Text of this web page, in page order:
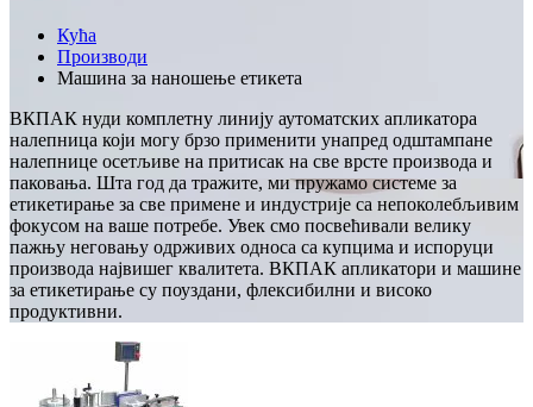
Кућа
Производи
Машина за наношење етикета
ВКПАК нуди комплетну линију аутоматских апликатора
налепница који могу брзо применити унапред одштампане
налепнице осетљиве на притисак на све врсте производа и
паковања. Шта год да тражите, ми пружамо системе за
етикетирање за све примене и индустрије са непоколебљивим
фокусом на ваше потребе. Увек смо посвећивали велику
пажњу неговању одрживих односа са купцима и испоруци
производа највишег квалитета. ВКПАК апликатори и машине
за етикетирање су поуздани, флексибилни и високо
продуктивни.